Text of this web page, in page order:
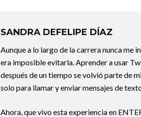
SANDRA DEFELIPE DÍAZ
Aunque a lo largo de la carrera nunca me
era imposible evitarla. Aprender a usar
después de un tiempo se volvió parte de
solo para llamar y enviar mensajes de
Ahora, que vivo esta experiencia en